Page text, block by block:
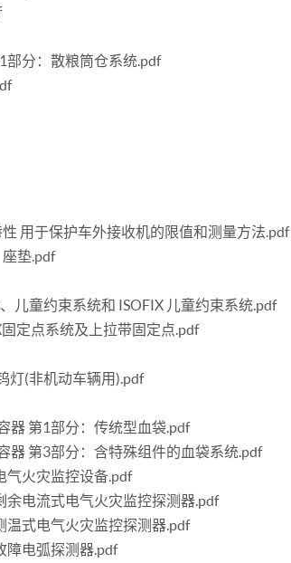
部分：散粮筒仓系统.pdf
用于保护车外接收机的限值和测量方法.pdf
垫.pdf
儿童约束系统和 ISOFIX 儿童约束系统.pdf
定点系统及上拉带固定点.pdf
灯(非机动车辆用).pdf
器 第1部分：传统型血袋.pdf
器 第3部分：含特殊组件的血袋系统.pdf
气火灾监控设备.pdf
余电流式电气火灾监控探测器.pdf
温式电气火灾监控探测器.pdf
障电弧探测器.pdf